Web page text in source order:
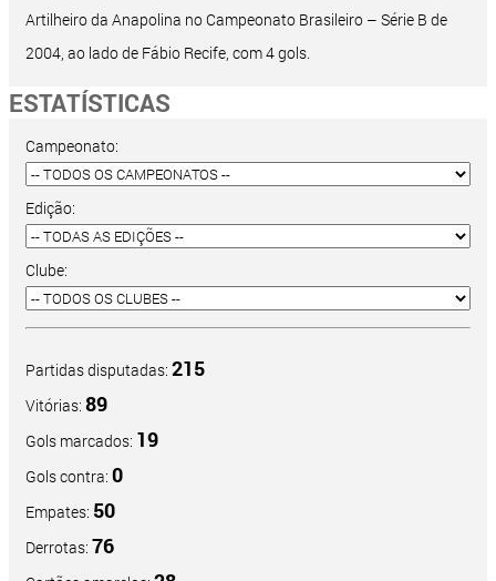
Artilheiro da Anapolina no Campeonato Brasileiro – Série B de
2004, ao lado de Fábio Recife, com 4 gols.
ESTATÍSTICAS
Campeonato:
Edição:
Clube:
Partidas disputadas: 215
Vitórias: 89
Gols marcados: 19
Gols contra: 0
Empates: 50
Derrotas: 76